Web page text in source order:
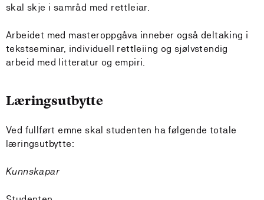
skal skje i samråd med rettleiar.
Arbeidet med masteroppgåva inneber også deltaking i
tekstseminar, individuell rettleiing og sjølvstendig
arbeid med litteratur og empiri.
Læringsutbytte
Ved fullført emne skal studenten ha følgende totale
læringsutbytte:
Kunnskapar